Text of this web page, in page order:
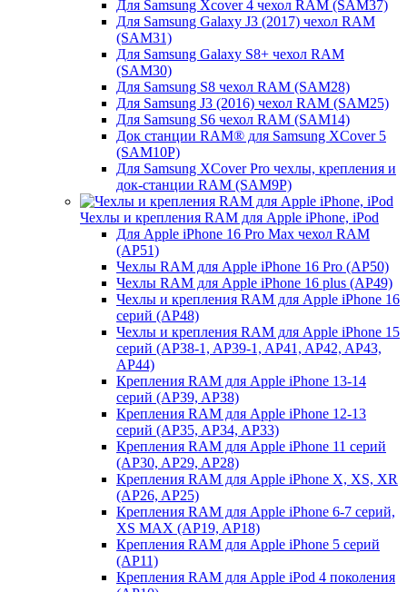
Для Samsung Xcover 4 чехол RAM (SAM37)
Для Samsung Galaxy J3 (2017) чехол RAM
(SAM31)
Для Samsung Galaxy S8+ чехол RAM
(SAM30)
Для Samsung S8 чехол RAM (SAM28)
Для Samsung J3 (2016) чехол RAM (SAM25)
Для Samsung S6 чехол RAM (SAM14)
Док станции RAM® для Samsung XCover 5
(SAM10P)
Для Samsung XCover Pro чехлы, крепления и
док-станции RAM (SAM9P)
Чехлы и крепления RAM для Apple iPhone, iPod
Для Apple iPhone 16 Pro Max чехол RAM
(AP51)
Чехлы RAM для Apple iPhone 16 Pro (AP50)
Чехлы RAM для Apple iPhone 16 plus (AP49)
Чехлы и крепления RAM для Apple iPhone 16
серий (AP48)
Чехлы и крепления RAM для Apple iPhone 15
серий (AP38-1, AP39-1, AP41, AP42, AP43,
AP44)
Крепления RAM для Apple iPhone 13-14
серий (AP39, AP38)
Крепления RAM для Apple iPhone 12-13
серий (AP35, AP34, AP33)
Крепления RAM для Apple iPhone 11 серий
(AP30, AP29, AP28)
Крепления RAM для Apple iPhone X, XS, XR
(AP26, AP25)
Крепления RAM для Apple iPhone 6-7 серий,
XS MAX (AP19, AP18)
Крепления RAM для Apple iPhone 5 серий
(AP11)
Крепления RAM для Apple iPod 4 поколения